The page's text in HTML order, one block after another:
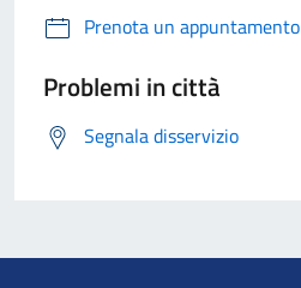
Prenota un appuntamento
Problemi in città
Segnala disservizio